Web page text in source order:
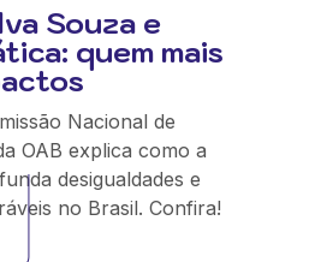
Souza e
quem mais
Nacional de
OAB explica como a
desigualdades e
no Brasil. Confira!